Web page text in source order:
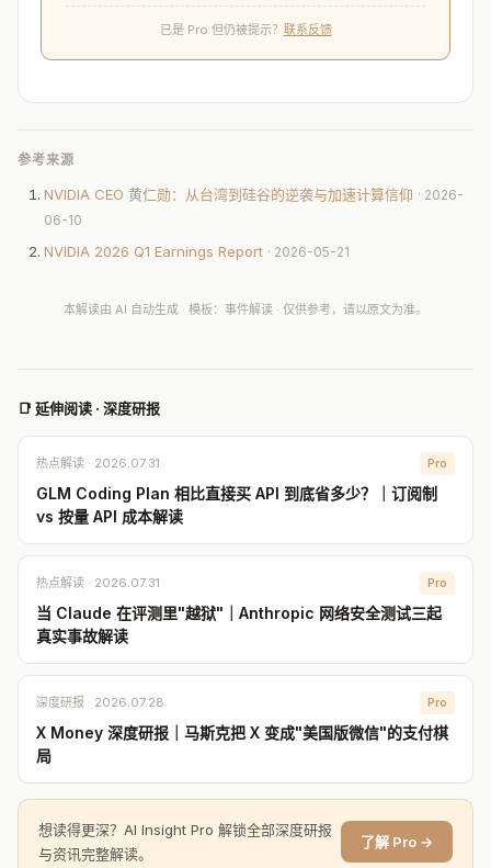
已是 Pro 但仍被提示？ 联系反馈
参考来源
NVIDIA CEO 黄仁勋：从台湾到硅谷的逆袭与加速计算信仰 · 2026-
06-10
NVIDIA 2026 Q1 Earnings Report · 2026-05-21
本解读由 AI 自动生成 · 模板：事件解读 · 仅供参考，请以原文为准。
📑 延伸阅读 · 深度研报
热点解读 · 2026.07.31 Pro
GLM Coding Plan 相比直接买 API 到底省多少？｜订阅制
vs 按量 API 成本解读
热点解读 · 2026.07.31 Pro
当 Claude 在评测里"越狱"｜Anthropic 网络安全测试三起
真实事故解读
深度研报 · 2026.07.28 Pro
X Money 深度研报｜马斯克把 X 变成"美国版微信"的支付棋
局
想读得更深？AI Insight Pro 解锁全部深度研报
与资讯完整解读。
了解 Pro →